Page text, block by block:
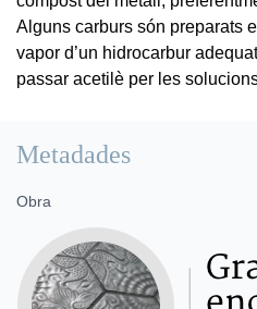
Alguns carburs són preparats
vapor d’un hidrocarbur
passar acetilè per les
Metadades
Obra